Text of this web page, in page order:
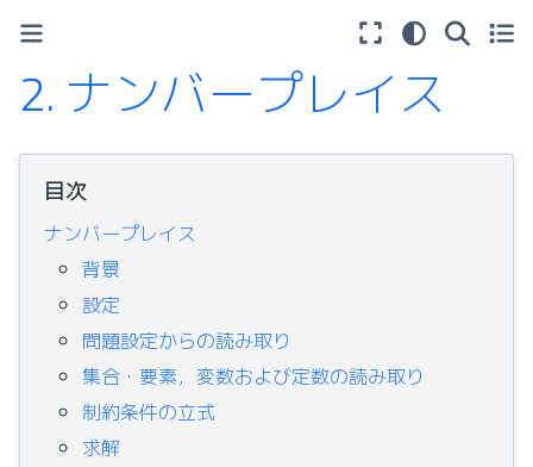
2. ナンバープレイス
目次
ナンバープレイス
背景
設定
問題設定からの読み取り
集合・要素，変数および定数の読み取り
制約条件の立式
求解